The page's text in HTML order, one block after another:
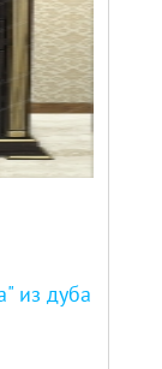
из дуба